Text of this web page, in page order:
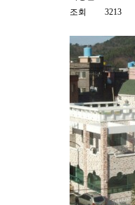
조회
3213